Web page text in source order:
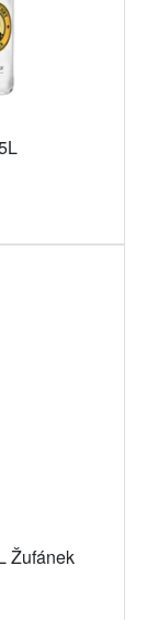
Žufánek